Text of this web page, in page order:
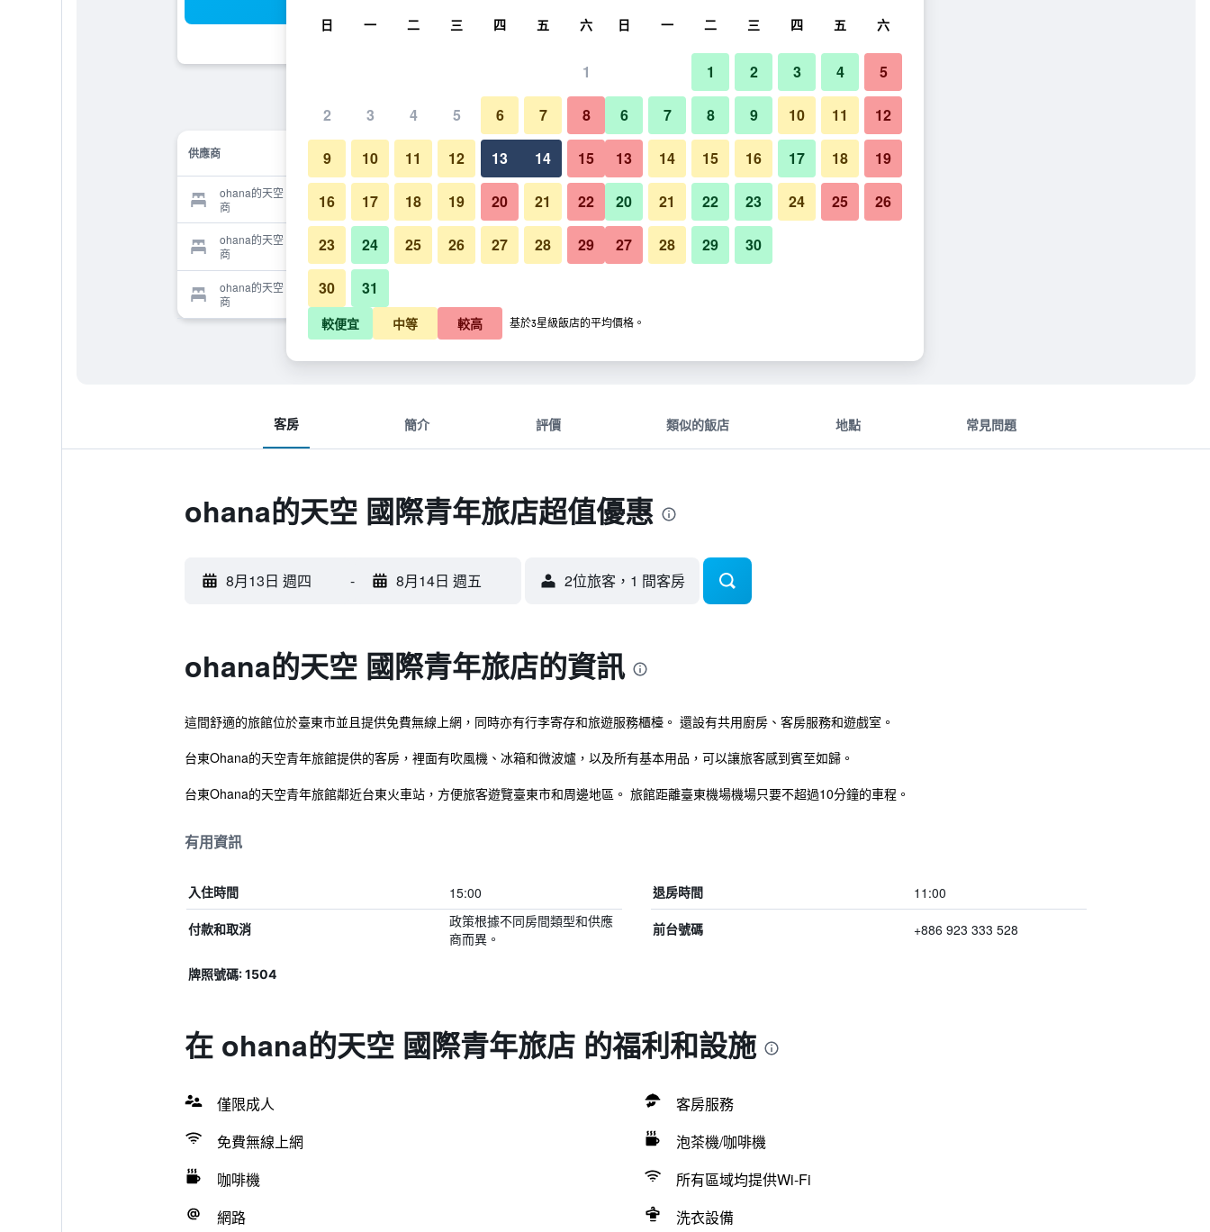
供應商
ohana的天空 國際青年旅店的供應
商
顯示價格
ohana的天空 國際青年旅店的供應
商
顯示價格
ohana的天空 國際青年旅店的供應
商
客房 簡介 評價 類似的飯店 地點 常見問題
ohana的天空 國際青年旅店超值優惠
8月13日 週四 - 8月14日 週五 2位旅客，1 間客房
ohana的天空 國際青年旅店的資訊
這間舒適的旅館位於臺東市並且提供免費無線上網，同時亦有行李寄存和旅遊服務櫃檯。 還設有共用廚房、客房服務和遊戲室。
台東Ohana的天空青年旅館提供的客房，裡面有吹風機、冰箱和微波爐，以及所有基本用品，可以讓旅客感到賓至如歸。
台東Ohana的天空青年旅館鄰近台東火車站，方便旅客遊覽臺東市和周邊地區。 旅館距離臺東機場機場只要不超過10分鐘的車程。
有用資訊
入住時間 15:00 退房時間 11:00
付款和取消
政策根據不同房間類型和供應
商而異。
前台號碼 +886 923 333 528
牌照號碼: 1504
在 ohana的天空 國際青年旅店 的福利和設施
僅限成人
客房服務
免費無線上網
泡茶機/咖啡機
咖啡機
所有區域均提供Wi-Fi
網路
洗衣設備
日 一 二 三 四 五 六
1
2 3 4 5 6 7 8
9 10 11 12 13 14 15
16 17 18 19 20 21 22
23 24 25 26 27 28 29
30 31
日 一 二 三 四 五 六
1 2 3 4 5
6 7 8 9 10 11 12
13 14 15 16 17 18 19
20 21 22 23 24 25 26
27 28 29 30
較便宜 中等 較高 基於3星級飯店的平均價格。